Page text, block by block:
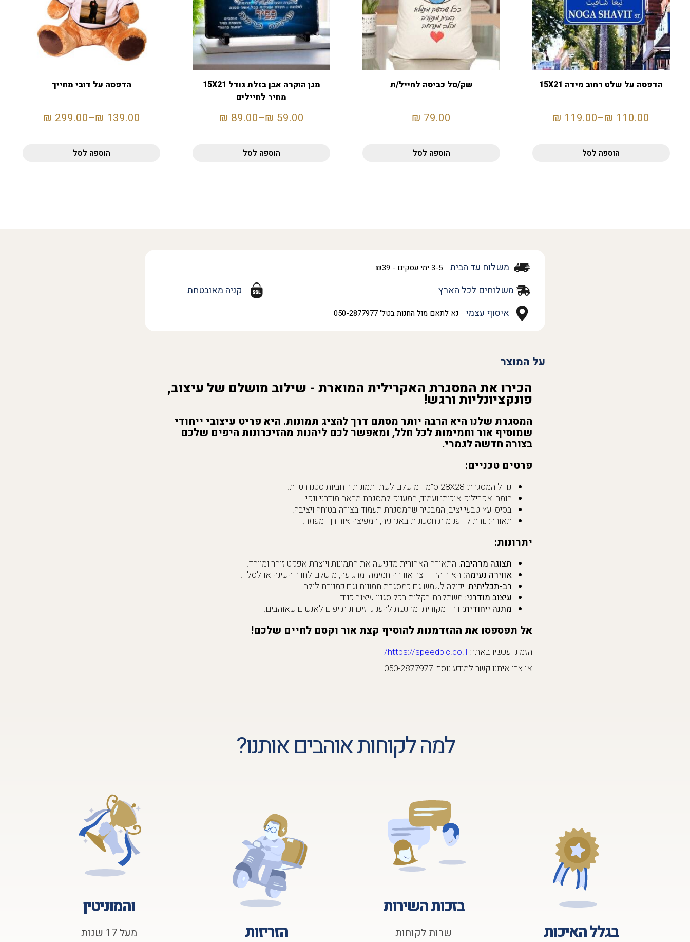
הדפסה על שלט רחוב מידה 15X21
110.00
₪
–
119.00
₪
הוספה לסל
שק/סל כביסה לחייל/ת
79.00
₪
הוספה לסל
מגן הוקרה אבן בזלת גודל 15X21
מחיר לחיילים
59.00
₪
–
89.00
₪
הוספה לסל
הדפסה על דובי מחייך
139.00
₪
–
299.00
₪
הוספה לסל
משלוח עד הבית 3-5 ימי עסקים - ₪39
משלוחים לכל הארץ
איסוף עצמי
נא לתאם מול החנות בטל' 050-2877977
קניה מאובטחת
על המוצר
הכירו את המסגרת האקרילית המוארת - שילוב מושלם של עיצוב,
פונקציונליות ורגש!
המסגרת שלנו היא הרבה יותר מסתם דרך להציג תמונות. היא פריט עיצובי ייחודי
שמוסיף אור וחמימות לכל חלל, ומאפשר לכם ליהנות מהזיכרונות היפים שלכם
בצורה חדשה לגמרי.
פרטים טכניים:
גודל המסגרת: 28X28 ס"מ - מושלם לשתי תמונות רוחביות סטנדרטיות.
חומר: אקריליק איכותי ועמיד, המעניק למסגרת מראה מודרני ונקי.
בסיס: עץ טבעי יציב, המבטיח שהמסגרת תעמוד בצורה בטוחה ויציבה.
תאורה: נורת לד פנימית חסכונית באנרגיה, המפיצה אור רך ומפוזר.
יתרונות:
תצוגה מרהיבה: התאורה האחורית מדגישה את התמונות ויוצרת אפקט זוהר ומיוחד.
אווירה נעימה: האור הרך יוצר אווירה חמימה ומרגיעה, מושלם לחדר השינה או לסלון.
רב-תכליתית: יכולה לשמש גם כמסגרת תמונות וגם כמנורת לילה.
עיצוב מודרני: משתלבת בקלות בכל סגנון עיצוב פנים.
מתנה ייחודית: דרך מקורית ומרגשת להעניק זיכרונות יפים לאנשים שאוהבים.
אל תפספסו את ההזדמנות להוסיף קצת אור וקסם לחיים שלכם!
הזמינו עכשיו באתר: https://speedpic.co.il/
או צרו איתנו קשר למידע נוסף: 050-2877977
למה לקוחות אוהבים אותנו?
בגלל האיכות
בזכות השירות
שרות לקוחות
הזריזות
והמוניטין
מעל 17 שנות